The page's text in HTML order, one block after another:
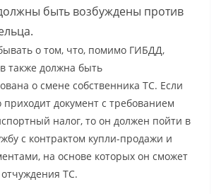
быть возбуждены против
о том, что, помимо ГИБДД,
также должна быть
о смене собственника ТС. Если
приходит документ с требованием
налог, то он должен пойти в
с контрактом купли-продажи и
на основе которых он сможет
отчуждения ТС.